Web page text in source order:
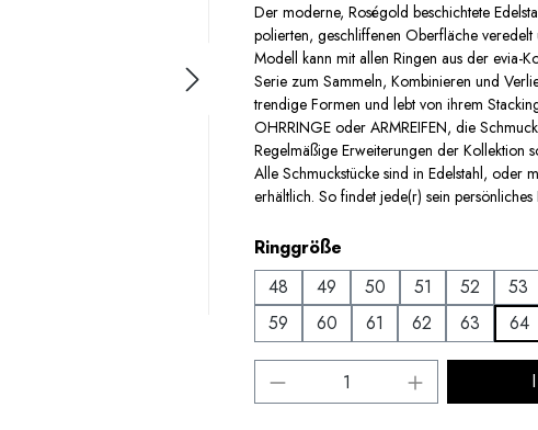
Der moderne, Roségold beschichtete
polierten, geschliffenen Oberfläche
Modell kann mit allen Ringen aus der evia-
Serie zum Sammeln, Kombinieren und
trendige Formen und lebt von ihrem
OHRRINGE oder ARMREIFEN, die
Regelmäßige Erweiterungen der Kollektion
Alle Schmuckstücke sind in Edelstahl, oder
erhältlich. So findet jede(r) sein persönliches
Ringgröße
48
49 50 51 52 53
59
60 61 62 63 64
Produkt Anzahl: Gib